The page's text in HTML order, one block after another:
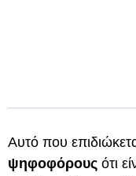
Αυτό που
ψηφοφόρους ότι